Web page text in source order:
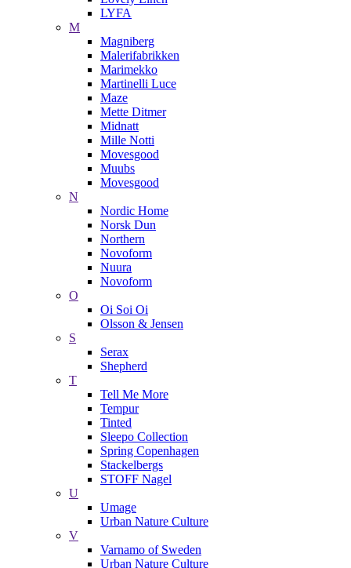
LYFA
M
Magniberg
Malerifabrikken
Marimekko
Martinelli Luce
Maze
Mette Ditmer
Midnatt
Mille Notti
Movesgood
Muubs
Movesgood
N
Nordic Home
Norsk Dun
Northern
Novoform
Nuura
Novoform
O
Oi Soi Oi
Olsson & Jensen
S
Serax
Shepherd
T
Tell Me More
Tempur
Tinted
Sleepo Collection
Spring Copenhagen
Stackelbergs
STOFF Nagel
U
Umage
Urban Nature Culture
V
Varnamo of Sweden
Urban Nature Culture